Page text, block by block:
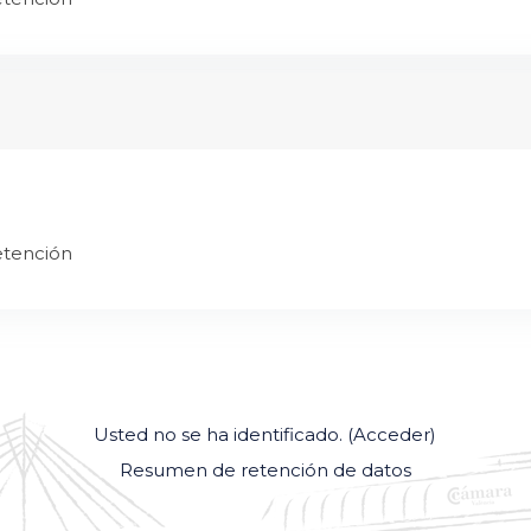
Usted no se ha identificado. (Acceder)
Resumen de retención de datos